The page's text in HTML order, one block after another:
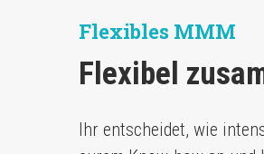
Flexibles MMM
Flexibel
Ihr entscheidet, wie